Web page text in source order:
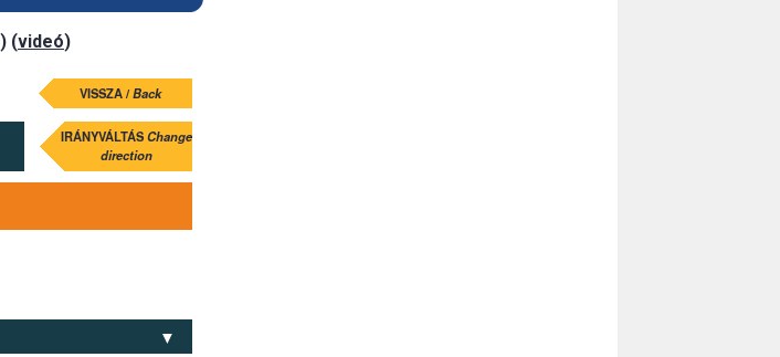
) (videó)
VISSZA /Back
IRÁNYVÁLTÁSChange
direction